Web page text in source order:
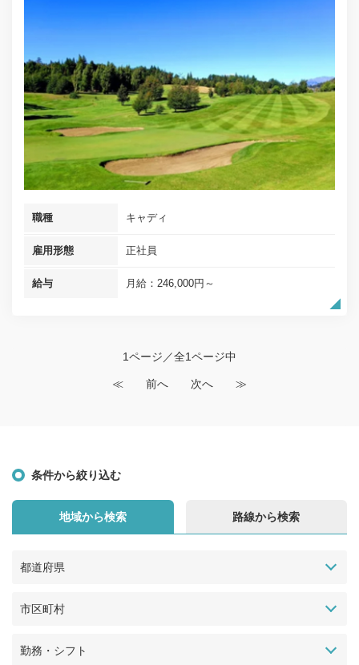
職種 キャディ
雇用形態 正社員
給与 月給：246,000円～
1ページ／全1ページ中
≪ 前へ 次へ ≫
条件から絞り込む
地域から検索 路線から検索
都道府県
市区町村
勤務・シフト